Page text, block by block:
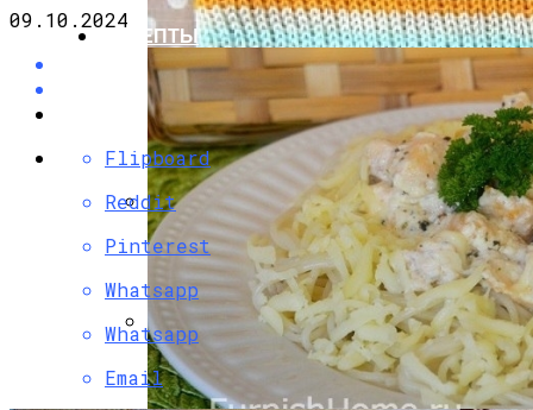
Разбираемся, Какие Виды Проклятий
Соседи Могут Применить К Вашему
Дому
Как Связать Детские Шорты
РЕЦЕПТЫ
09.10.2024
Flipboard
Reddit
Pinterest
Whatsapp
Whatsapp
Email